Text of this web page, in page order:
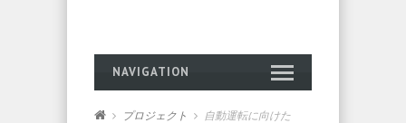
NAVIGATION
プロジェクト
自動運転に向けた